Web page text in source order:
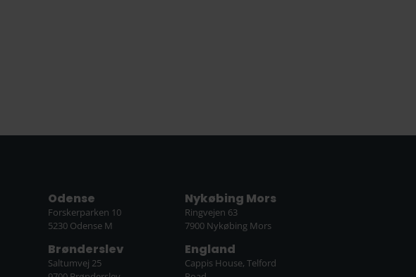
Odense
Forskerparken 10
5230 Odense M
Brønderslev
Saltumvej 25
Nykøbing Mors
Ringvejen 63
7900 Nykøbing Mors
England
Cappis House, Telford